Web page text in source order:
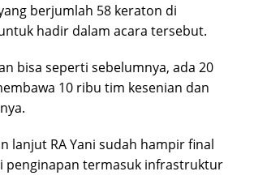
berjumlah 58 keraton di
hadir dalam acara tersebut.
bisa seperti sebelumnya, ada 20
10 ribu tim kesenian dan
lanjut RA Yani sudah hampir final
penginapan termasuk infrastruktur